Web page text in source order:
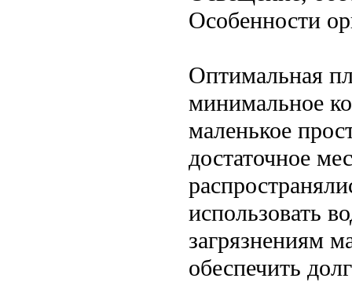
Особенности
Оптимальная
минимальное
маленькое
достаточное
использовать
загрязнениям
обеспечить